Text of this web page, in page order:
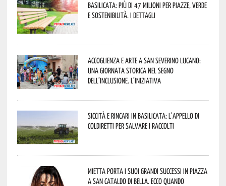
Basilicata: più di 47 milioni per piazze, verde
e sostenibilità. I dettagli
Accoglienza e arte a San Severino Lucano:
una giornata storica nel segno
dell’inclusione. L’iniziativa
Siccità e rincari in Basilicata: l’appello di
Coldiretti per salvare i raccolti
Mietta porta i suoi grandi successi in piazza
a San Cataldo di Bella. Ecco quando